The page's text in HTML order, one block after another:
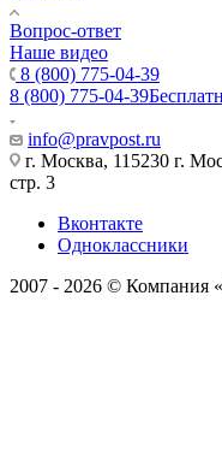
Вопрос-ответ
Наше видео
8 (800) 775-04-39
8 (800) 775-04-39
info@pravpost.ru
г. Москва, 115230 г.
стр. 3
Вконтакте
Одноклассники
2007 - 2026 © Компания